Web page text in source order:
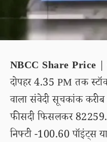
NBCC Share Price |
दोपहर 4.35 PM तक
वाला संवेदी सूचकांक
फीसदी फिसलकर
निफ्टी -100.60 पॉइंट्स